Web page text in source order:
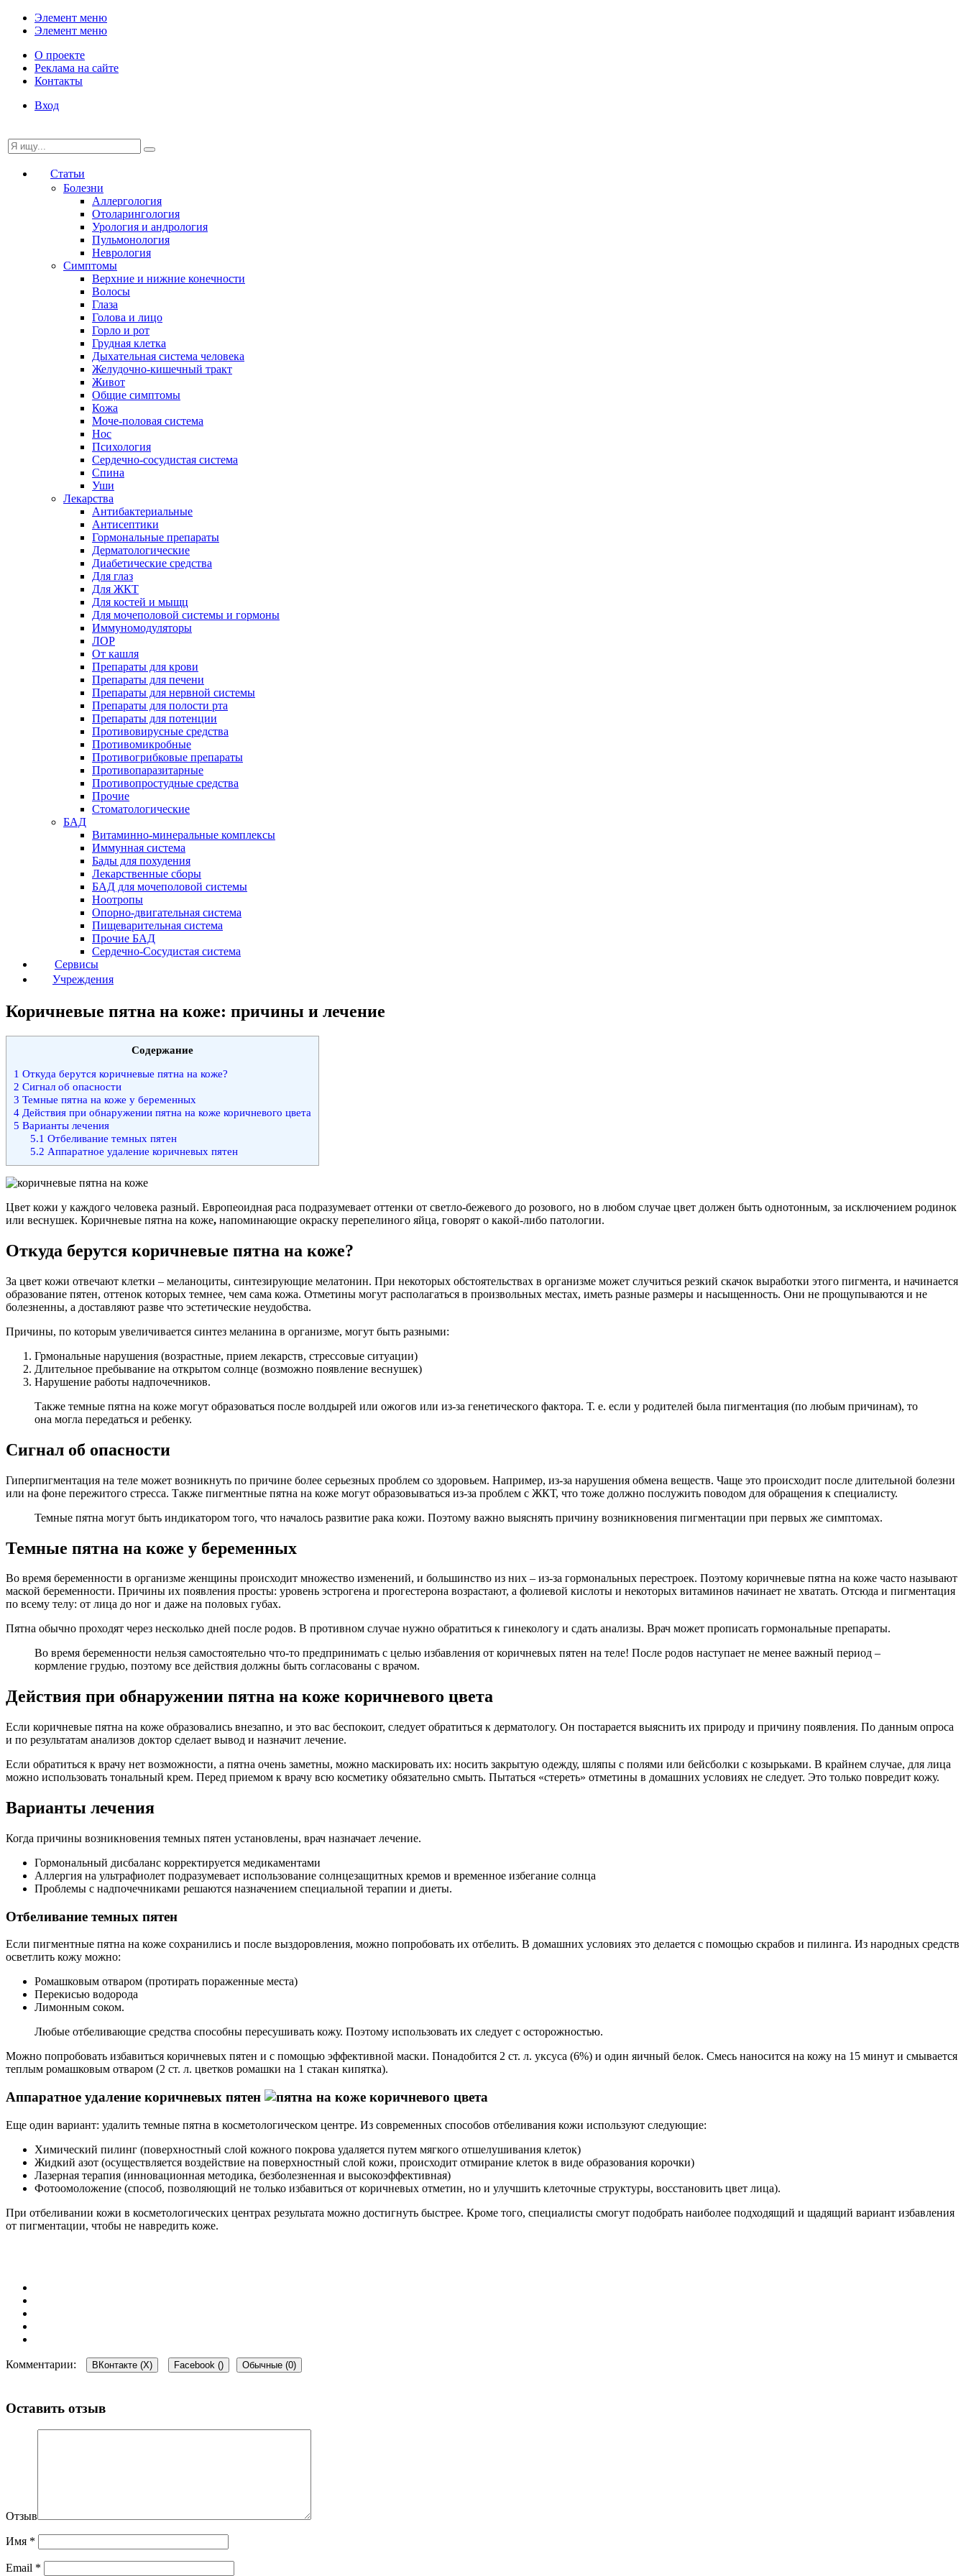
Элемент меню
Элемент меню
О проекте
Реклама на сайте
Контакты
Вход
Статьи
Болезни
Аллергология
Отоларингология
Урология и андрология
Пульмонология
Неврология
Симптомы
Верхние и нижние конечности
Волосы
Глаза
Голова и лицо
Горло и рот
Грудная клетка
Дыхательная система человека
Желудочно-кишечный тракт
Живот
Общие симптомы
Кожа
Моче-половая система
Нос
Психология
Сердечно-сосудистая система
Спина
Уши
Лекарства
Антибактериальные
Антисептики
Гормональные препараты
Дерматологические
Диабетические средства
Для глаз
Для ЖКТ
Для костей и мыщц
Для мочеполовой системы и гормоны
Иммуномодуляторы
ЛОР
От кашля
Препараты для крови
Препараты для печени
Препараты для нервной системы
Препараты для полости рта
Препараты для потенции
Противовирусные средства
Противомикробные
Противогрибковые препараты
Противопаразитарные
Противопростудные средства
Прочие
Стоматологические
БАД
Витаминно-минеральные комплексы
Иммунная система
Бады для похудения
Лекарственные сборы
БАД для мочеполовой системы
Ноотропы
Опорно-двигательная система
Пищеварительная система
Прочие БАД
Сердечно-Сосудистая система
Сервисы
Учреждения
Коричневые пятна на коже: причины и лечение
Содержание
1 Откуда берутся коричневые пятна на коже?
2 Сигнал об опасности
3 Темные пятна на коже у беременных
4 Действия при обнаружении пятна на коже коричневого цвета
5 Варианты лечения
5.1 Отбеливание темных пятен
5.2 Аппаратное удаление коричневых пятен
Цвет кожи у каждого человека разный. Европеоидная раса подразумевает оттенки от светло-бежевого до розового, но в любом случае цвет должен быть однотонным, за исключением родинок
или веснушек. Коричневые пятна на коже, напоминающие окраску перепелиного яйца, говорят о какой-либо патологии.
Откуда берутся коричневые пятна на коже?
За цвет кожи отвечают клетки – меланоциты, синтезирующие мелатонин. При некоторых обстоятельствах в организме может случиться резкий скачок выработки этого пигмента, и начинается
образование пятен, оттенок которых темнее, чем сама кожа. Отметины могут располагаться в произвольных местах, иметь разные размеры и насыщенность. Они не прощупываются и не
болезненны, а доставляют разве что эстетические неудобства.
Причины, по которым увеличивается синтез меланина в организме, могут быть разными:
Грмональные нарушения (возрастные, прием лекарств, стрессовые ситуации)
Длительное пребывание на открытом солнце (возможно появление веснушек)
Нарушение работы надпочечников.
Также темные пятна на коже могут образоваться после волдырей или ожогов или из-за генетического фактора. Т. е. если у родителей была пигментация (по любым причинам), то
она могла передаться и ребенку.
Сигнал об опасности
Гиперпигментация на теле может возникнуть по причине более серьезных проблем со здоровьем. Например, из-за нарушения обмена веществ. Чаще это происходит после длительной болезни
или на фоне пережитого стресса. Также пигментные пятна на коже могут образовываться из-за проблем с ЖКТ, что тоже должно послужить поводом для обращения к специалисту.
Темные пятна могут быть индикатором того, что началось развитие рака кожи. Поэтому важно выяснять причину возникновения пигментации при первых же симптомах.
Темные пятна на коже у беременных
Во время беременности в организме женщины происходит множество изменений, и большинство из них – из-за гормональных перестроек. Поэтому коричневые пятна на коже часто называют
маской беременности. Причины их появления просты: уровень эстрогена и прогестерона возрастают, а фолиевой кислоты и некоторых витаминов начинает не хватать. Отсюда и пигментация
по всему телу: от лица до ног и даже на половых губах.
Пятна обычно проходят через несколько дней после родов. В противном случае нужно обратиться к гинекологу и сдать анализы. Врач может прописать гормональные препараты.
Во время беременности нельзя самостоятельно что-то предпринимать с целью избавления от коричневых пятен на теле! После родов наступает не менее важный период –
кормление грудью, поэтому все действия должны быть согласованы с врачом.
Действия при обнаружении пятна на коже коричневого цвета
Если коричневые пятна на коже образовались внезапно, и это вас беспокоит, следует обратиться к дерматологу. Он постарается выяснить их природу и причину появления. По данным опроса
и по результатам анализов доктор сделает вывод и назначит лечение.
Если обратиться к врачу нет возможности, а пятна очень заметны, можно маскировать их: носить закрытую одежду, шляпы с полями или бейсболки с козырьками. В крайнем случае, для лица
можно использовать тональный крем. Перед приемом к врачу всю косметику обязательно смыть. Пытаться «стереть» отметины в домашних условиях не следует. Это только повредит кожу.
Варианты лечения
Когда причины возникновения темных пятен установлены, врач назначает лечение.
Гормональный дисбаланс корректируется медикаментами
Аллергия на ультрафиолет подразумевает использование солнцезащитных кремов и временное избегание солнца
Проблемы с надпочечниками решаются назначением специальной терапии и диеты.
Отбеливание темных пятен
Если пигментные пятна на коже сохранились и после выздоровления, можно попробовать их отбелить. В домашних условиях это делается с помощью скрабов и пилинга. Из народных средств
осветлить кожу можно:
Ромашковым отваром (протирать пораженные места)
Перекисью водорода
Лимонным соком.
Любые отбеливающие средства способны пересушивать кожу. Поэтому использовать их следует с осторожностью.
Можно попробовать избавиться коричневых пятен и с помощью эффективной маски. Понадобится 2 ст. л. уксуса (6%) и один яичный белок. Смесь наносится на кожу на 15 минут и смывается
теплым ромашковым отваром (2 ст. л. цветков ромашки на 1 стакан кипятка).
Аппаратное удаление коричневых пятен
Еще один вариант: удалить темные пятна в косметологическом центре. Из современных способов отбеливания кожи используют следующие:
Химический пилинг (поверхностный слой кожного покрова удаляется путем мягкого отшелушивания клеток)
Жидкий азот (осуществляется воздействие на поверхностный слой кожи, происходит отмирание клеток в виде образования корочки)
Лазерная терапия (инновационная методика, безболезненная и высокоэффективная)
Фотоомоложение (способ, позволяющий не только избавиться от коричневых отметин, но и улучшить клеточные структуры, восстановить цвет лица).
При отбеливании кожи в косметологических центрах результата можно достигнуть быстрее. Кроме того, специалисты смогут подобрать наиболее подходящий и щадящий вариант избавления
от пигментации, чтобы не навредить коже.
Комментарии: ВКонтакте (X) Facebook () Обычные (0)
Оставить отзыв
Отзыв
Имя *
Email *